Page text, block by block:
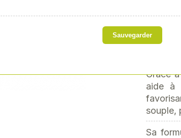
Grâce
aide à
souple,
Sa
Sauvegarder